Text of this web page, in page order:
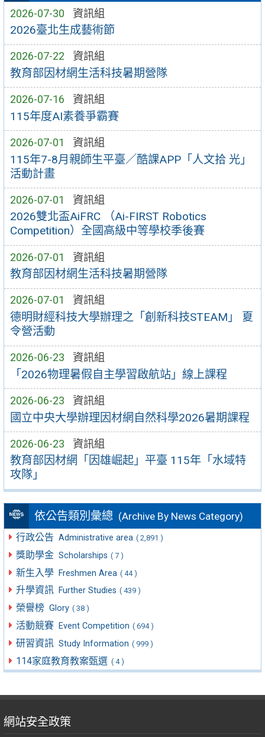
2026-07-30 資訊組
2026臺北生成藝術節
2026-07-22 資訊組
教育部因材網生活科技暑期營隊
2026-07-16 資訊組
115年度AI素養爭霸賽
2026-07-01 資訊組
115年7-8月親師生平臺／酷課APP「人文拾 光」
活動計畫
2026-07-01 資訊組
2026雙北盃AiFRC （Ai-FIRST Robotics
Competition）全國高級中等學校季後賽
2026-07-01 資訊組
教育部因材網生活科技暑期營隊
2026-07-01 資訊組
德明財經科技大學辦理之「創新科技STEAM」 夏
令營活動
2026-06-23 資訊組
「2026物理暑假自主學習啟航站」線上課程
2026-06-23 資訊組
國立中央大學辦理因材網自然科學2026暑期課程
2026-06-23 資訊組
教育部因材網「因雄崛起」平臺 115年「水域特
攻隊」
依公告類別彙總 (Archive By News Category)
行政公告 Administrative area ( 2,891 )
獎助學金 Scholarships ( 7 )
新生入學 Freshmen Area ( 44 )
升學資訊 Further Studies ( 439 )
榮譽榜 Glory ( 38 )
活動競賽 Event Competition ( 694 )
研習資訊 Study Information ( 999 )
114家庭教育教案甄選 ( 4 )
網站安全政策